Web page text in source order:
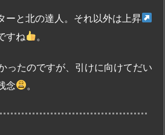
ーと北の達人。それ以外は上昇
すね
。
ったのですが、引けに向けてだい
念
。